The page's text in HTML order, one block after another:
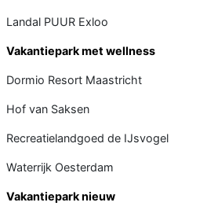
Landal PUUR Exloo
Vakantiepark met wellness
Dormio Resort Maastricht
Hof van Saksen
Recreatielandgoed de IJsvogel
Waterrijk Oesterdam
Vakantiepark nieuw